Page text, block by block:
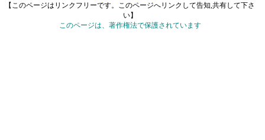
【このページはリンクフリーです。このページへリンクして告知,共有して下さ
い】
このページは、著作権法で保護されています